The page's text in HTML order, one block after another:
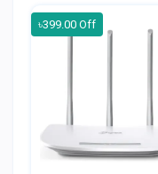
৳399.00 Off